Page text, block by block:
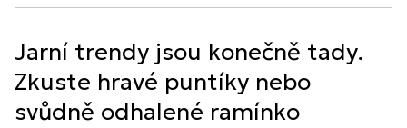
Jarní trendy jsou konečně tady.
Zkuste hravé puntíky nebo
svůdně odhalené ramínko